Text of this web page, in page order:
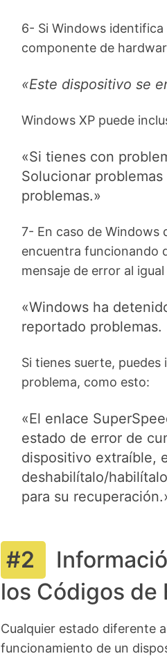
6- Si Windows
componente de
«Este dispositivo se
Windows XP puede
«Si tienes con
Solucionar
problemas.»
7- En caso de Windows
encuentra funcionando
mensaje de error al
«Windows ha
reportado
Si tienes suerte,
problema, como esto:
«El enlace
estado de error de
dispositivo extraíble,
deshabilítalo/
para su
los Códigos de
Cualquier estado diferente
funcionamiento de un